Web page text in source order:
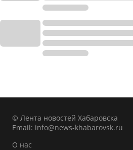
© Лента новостей Хабаровска
Email: info@news-khabarovsk.ru
О нас